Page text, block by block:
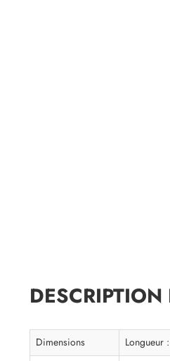
DESCRIPTION
Dimensions
Longueur